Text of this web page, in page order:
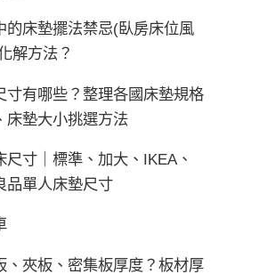
的床墊擺法禁忌(臥房床位風
解方法？
寸有哪些？整理各國床墊規格
床墊大小挑選方法
尺寸｜標準、加大、IKEA、
品單人床墊尺寸
、夾板、密集板厚度？板材厚